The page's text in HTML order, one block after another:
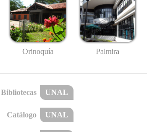
Orinoquía Palmira
Bibliotecas UNAL
Catálogo UNAL